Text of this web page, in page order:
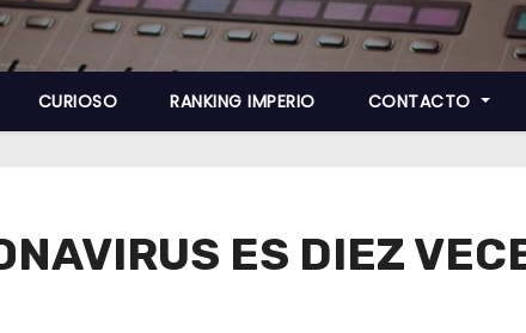
CURIOSO RANKING IMPERIO CONTACTO
ES DIEZ